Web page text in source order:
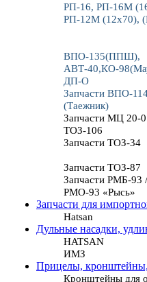
РП-16, РП-16М
РП-12М (12х70),
ВПО-135(ППШ),
АВТ-40,КО-
ДП-О
Запчасти ВПО-
(Таежник)
Запчасти МЦ 20-
ТОЗ-106
Запчасти ТОЗ-34
Запчасти ТОЗ-87
Запчасти РМБ-93 /
РМО-93 «Рысь»
Запчасти для
Hatsan
Дульные насадки,
HATSAN
ИМЗ
Прицелы,
Кронштейны для